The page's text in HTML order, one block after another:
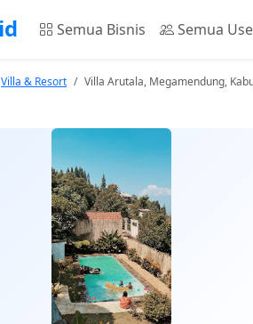
Semua Bisnis Semua
Villa & Resort Villa Arutala, Megamendung,